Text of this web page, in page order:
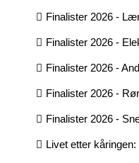
Finalister 2026 -
Finalister 2026 -
Finalister 2026 -
Finalister 2026 -
Finalister 2026 -
Livet etter